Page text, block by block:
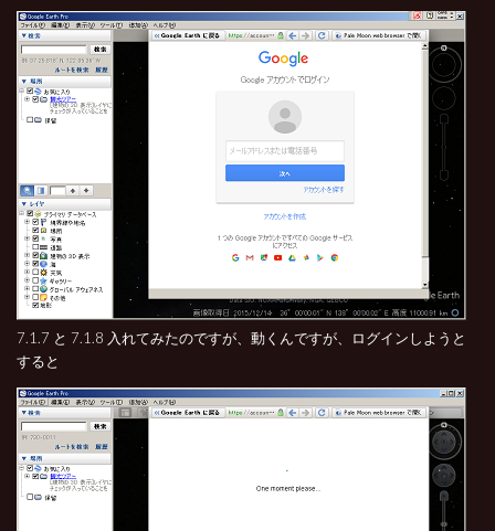
7.1.7 と 7.1.8 入れてみたのですが、動くんですが、ログインしようと
すると